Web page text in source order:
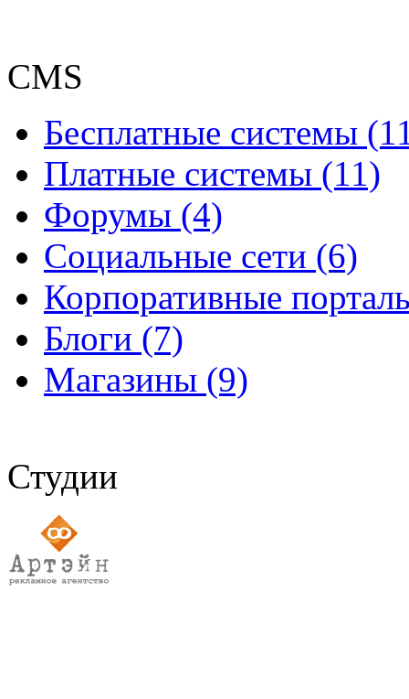
CMS
Бесплатные системы
Платные системы (11)
Форумы (4)
Социальные сети (6)
Корпоративные
Блоги (7)
Магазины (9)
Студии